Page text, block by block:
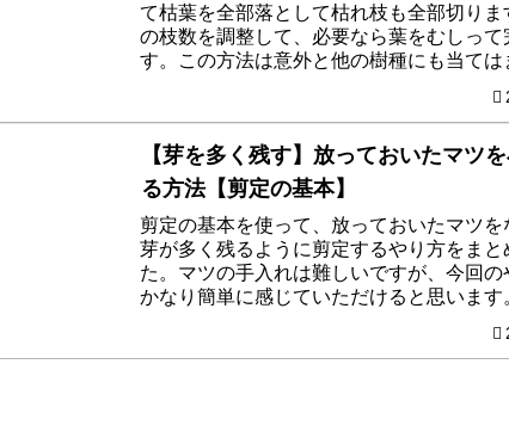
て枯葉を全部落として枯れ枝も全部切りま
の枝数を調整して、必要なら葉をむしって
す。この方法は意外と他の樹種にも当ては
に動画も貼ってありますので、お時間の
【芽を多く残す】放っておいたマツ
る方法【剪定の基本】
剪定の基本を使って、放っておいたマツを
芽が多く残るように剪定するやり方をまと
た。マツの手入れは難しいですが、今回の
かなり簡単に感じていただけると思います